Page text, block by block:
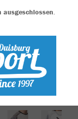
ausgeschlossen.